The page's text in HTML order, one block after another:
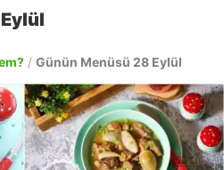
/ Günün Menüsü 28 Eylül